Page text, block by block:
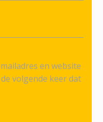
en website
volgende keer dat